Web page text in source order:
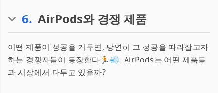
6. AirPods와 경쟁 제품
어떤 제품이 성공을 거두면, 당연히 그 성공을 따라잡고자
하는 경쟁자들이 등장한다🏃💨. AirPods는 어떤 제품들
과 시장에서 다투고 있을까?